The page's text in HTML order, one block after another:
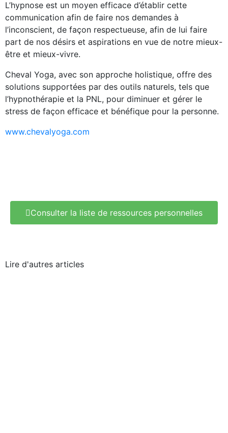
L’hypnose est un moyen efficace d’établir cette
communication afin de faire nos demandes à
l’inconscient, de façon respectueuse, afin de lui faire
part de nos désirs et aspirations en vue de notre mieux-
être et mieux-vivre.
Cheval Yoga, avec son approche holistique, offre des
solutions supportées par des outils naturels, tels que
l’hypnothérapie et la PNL, pour diminuer et gérer le
stress de façon efficace et bénéfique pour la personne.
www.chevalyoga.com
Consulter la liste de ressources personnelles
Lire d'autres articles